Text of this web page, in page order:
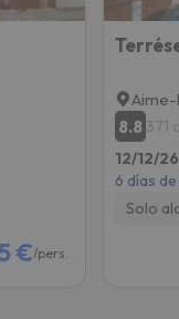
€/pers.
8.8 371
12/12/
6 días
Solo